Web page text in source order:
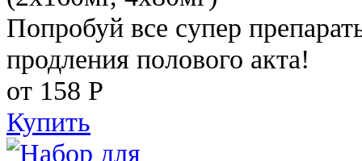
Попробуй все супер
продления полового акта!
от 158 Р
Купить